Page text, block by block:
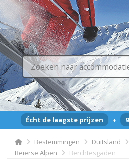
Écht de laagste prijzen +
Bestemmingen Duitsland
Beierse Alpen
Berchtesgaden